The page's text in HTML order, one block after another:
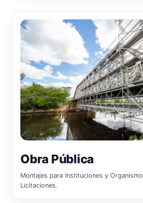
Obra Pública
Montajes para Instituciones y
Licitaciones.